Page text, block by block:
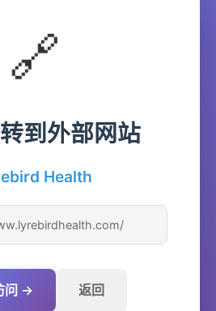
🔗
到外部网站
Health
问 → 返回